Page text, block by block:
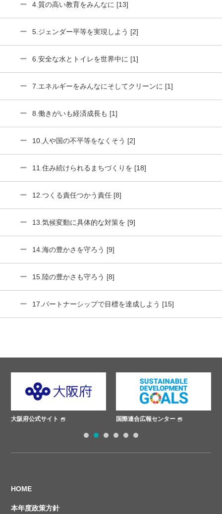
4.質の高い教育をみんなに [13]
5.ジェンダー平等を実現しよう [2]
6.安全な水とトイレを世界中に [1]
7.エネルギーをみんなにそしてクリーンに [1]
8.働きがいも経済成長も [1]
10.人や国の不平等をなくそう [2]
11.住み続けられるまちづくりを [18]
12.つくる責任つかう責任 [8]
13.気候変動に具体的な対策を [9]
14.海の豊かさを守ろう [9]
15.陸の豊かさも守ろう [8]
17.パートナーシップで目標を達成しよう [15]
大阪府公式サイト 国際連合広報センター
HOME
本年度政策方針